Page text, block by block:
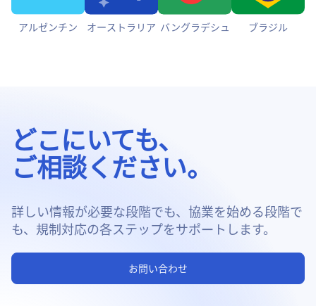
アルゼンチン オーストラリア バングラデシュ ブラジル
どこにいても、
ご相談ください。
詳しい情報が必要な段階でも、協業を始める段階で
も、規制対応の各ステップをサポートします。
お問い合わせ